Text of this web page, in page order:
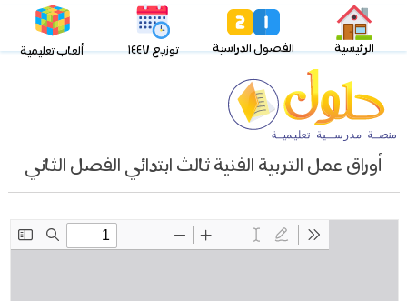
الرئيسية الفصول الدراسية توزيع ١٤٤٧ ألعاب تعليمية
أوراق عمل التربية الفنية ثالث ابتدائي الفصل الثاني